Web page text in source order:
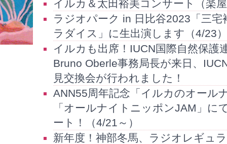
イルカ＆太田裕美コンサート（楽
ラジオパーク in 日比谷2023「三
ラダイス」に生出演します（4/23）
イルカも出席！IUCN国際自然保護
Bruno Oberle事務局長が来日、
見交換会が行われました！
ANN55周年記念「イルカのオール
「オールナイトニッポンJAM」に
ート！（4/21～）
新年度！神部冬馬、ラジオレギュ